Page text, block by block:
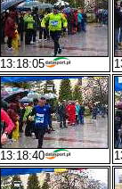
13:18:05
13:18:40